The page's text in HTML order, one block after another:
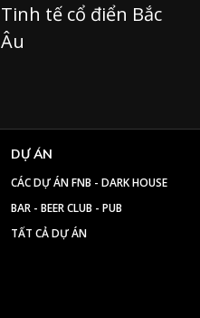
Tinh tế cổ điển Bắc
Âu
DỰ ÁN
CÁC DỰ ÁN FNB - DARK HOUSE
BAR - BEER CLUB - PUB
TẤT CẢ DỰ ÁN